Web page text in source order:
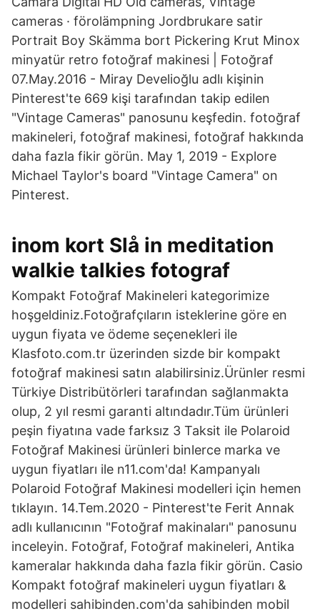
cameras · förolämpning Jordbrukare satir
Portrait Boy Skämma bort Pickering Krut Minox
minyatür retro fotoğraf makinesi | Fotoğraf
07.May.2016 - Miray Develioğlu adlı kişinin
Pinterest'te 669 kişi tarafından takip edilen
"Vintage Cameras" panosunu keşfedin. fotoğraf
makineleri, fotoğraf makinesi, fotoğraf hakkında
daha fazla fikir görün. May 1, 2019 - Explore
Michael Taylor's board "Vintage Camera" on
Pinterest.
inom kort Slå in meditation
walkie talkies fotograf
Kompakt Fotoğraf Makineleri kategorimize
hoşgeldiniz.Fotoğrafçıların isteklerine göre en
uygun fiyata ve ödeme seçenekleri ile
Klasfoto.com.tr üzerinden sizde bir kompakt
fotoğraf makinesi satın alabilirsiniz.Ürünler resmi
Türkiye Distribütörleri tarafından sağlanmakta
olup, 2 yıl resmi garanti altındadır.Tüm ürünleri
peşin fiyatına vade farksız 3 Taksit ile Polaroid
Fotoğraf Makinesi ürünleri binlerce marka ve
uygun fiyatları ile n11.com'da! Kampanyalı
Polaroid Fotoğraf Makinesi modelleri için hemen
tıklayın. 14.Tem.2020 - Pinterest'te Ferit Annak
adlı kullanıcının "Fotoğraf makinaları" panosunu
inceleyin. Fotoğraf, Fotoğraf makineleri, Antika
kameralar hakkında daha fazla fikir görün. Casio
Kompakt fotoğraf makineleri uygun fiyatları &
modelleri sahibinden.com'da sahibinden mobil